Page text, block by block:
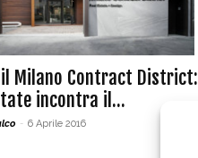
Milano Contract
incontra il...
- 6 Aprile 2016